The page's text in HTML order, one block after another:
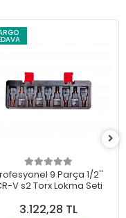
9 Parça 1/2''
V s2 Torx Lokma Seti
3.122,28 TL